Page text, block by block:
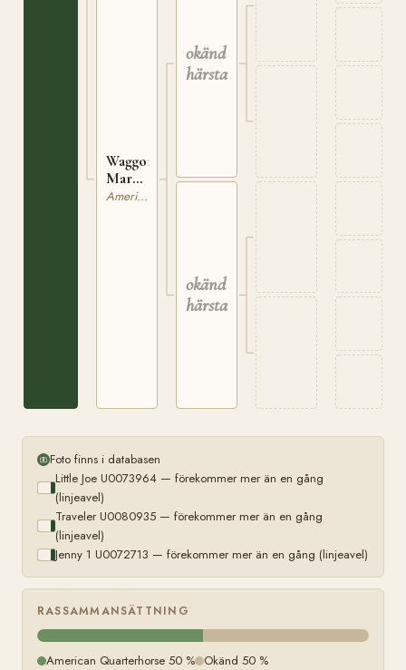
Waggoner
Mare
U0081272
American Quarterhorse
okänd
härstamning
okänd
härstamning
Foto finns i databasen
Little Joe U0073964 — förekommer mer än en gång
(linjeavel)
Traveler U0080935 — förekommer mer än en gång
(linjeavel)
Jenny 1 U0072713 — förekommer mer än en gång (linjeavel)
RASSAMMANSÄTTNING
American Quarterhorse 50 % Okänd 50 %